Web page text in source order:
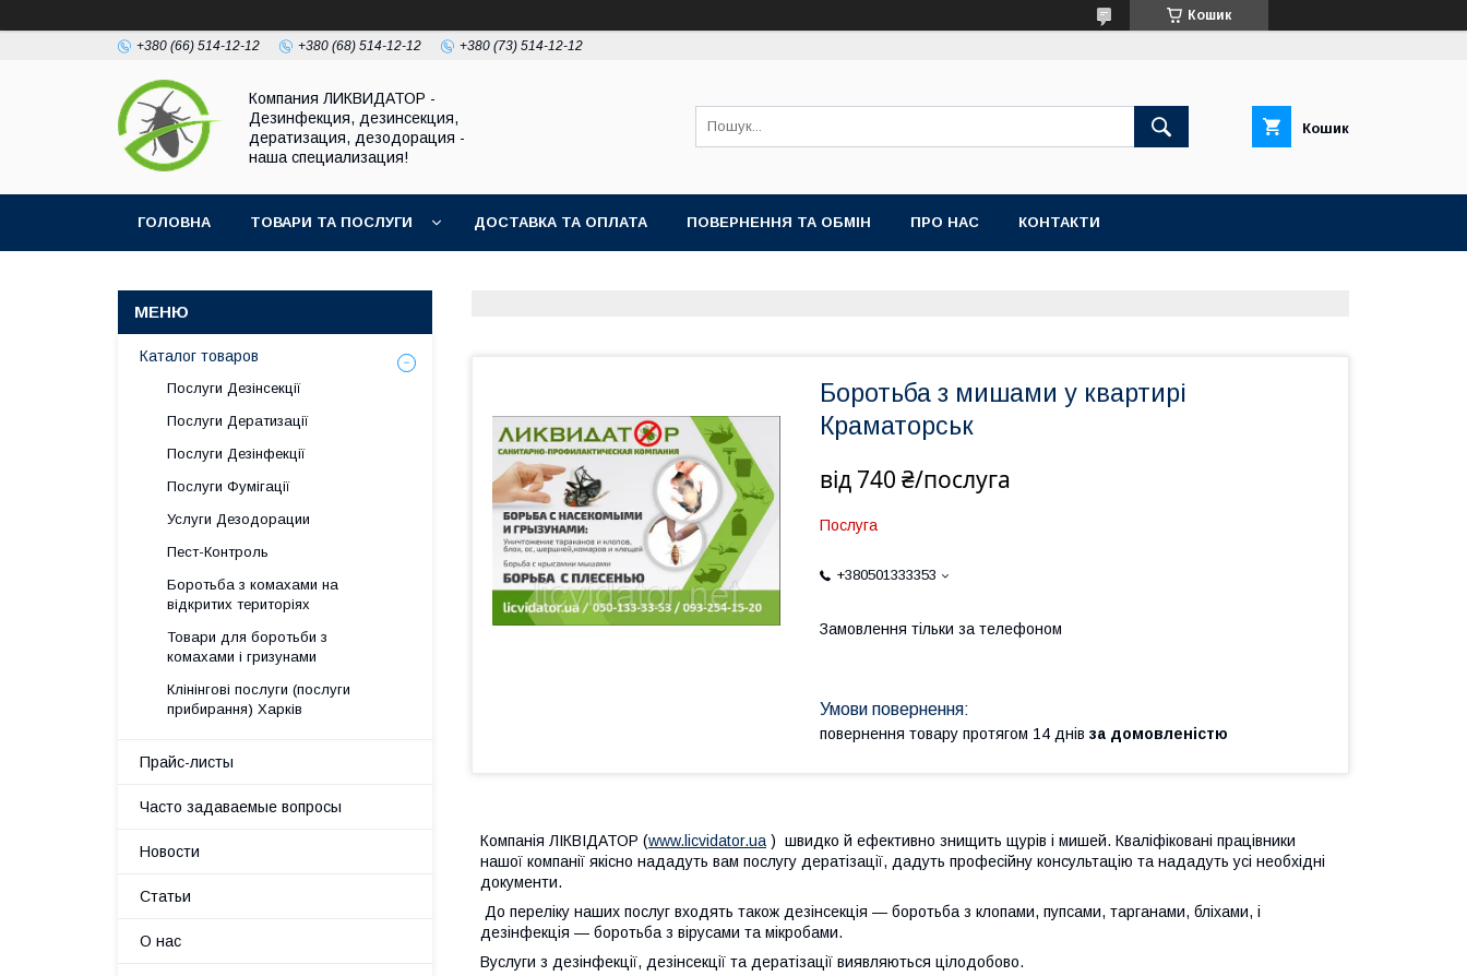
Кошик
+380 (66) 514-12-12 +380 (68) 514-12-12 +380 (73) 514-12-12
Компания ЛИКВИДАТОР -
Дезинфекция, дезинсекция,
дератизация, дезодорация -
наша специализация!
Кошик
ГОЛОВНА ТОВАРИ ТА ПОСЛУГИ ДОСТАВКА ТА ОПЛАТА ПОВЕРНЕННЯ ТА ОБМІН ПРО НАС КОНТАКТИ
Боротьба з мишами у квартирі
Краматорськ
від 740 ₴/послуга
Послуга
+380501333353
Замовлення тільки за телефоном
повернення товару протягом 14 днів за домовленістю
Компанія ЛІКВІДАТОР (www.licvidator.ua) швидко й ефективно знищить щурів і мишей. Кваліфіковані працівники
нашої компанії якісно нададуть вам послугу дератізації, дадуть професійну консультацію та нададуть усі необхідні
документи.
До переліку наших послуг входять також дезінсекція — боротьба з клопами, пупсами, тарганами, бліхами, і
дезінфекція — боротьба з вірусами та мікробами.
Вуслуги з дезінфекції, дезінсекції та дератізації виявляються цілодобово.
Каталог товаров
Послуги Дезінсекції
Послуги Дератизації
Послуги Дезінфекції
Послуги Фумігації
Услуги Дезодорации
Пест-Контроль
Боротьба з комахами на
відкритих територіях
Товари для боротьби з
комахами і гризунами
Клінінгові послуги (послуги
прибирання) Харків
Прайс-листы
Часто задаваемые вопросы
Новости
Статьи
О нас